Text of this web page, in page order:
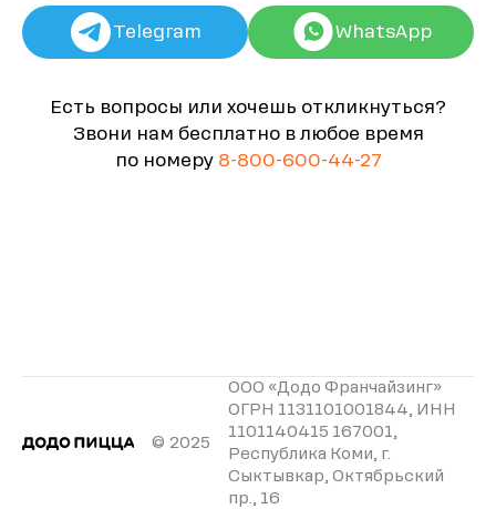
Telegram WhatsApp
Есть вопросы или хочешь откликнуться?
Звони нам бесплатно в любое время
по номеру 8-800-600-44-27
© 2025
ООО «Додо Франчайзинг»
ОГРН 1131101001844, ИНН
1101140415 167001,
Республика Коми, г.
Сыктывкар, Октябрьский
пр., 16